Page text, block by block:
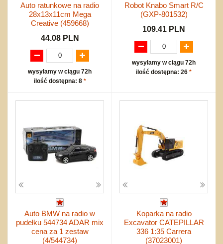
Auto ratunkowe na radio
28x13x11cm Mega
Creative (459668)
44.08 PLN
wysyłamy w ciągu 72h
ilość dostępna: 8 *
Robot Knabo Smart R/C
(GXP-801532)
109.41 PLN
wysyłamy w ciągu 72h
ilość dostępna: 26 *
Auto BMW na radio w
pudełku 544734 ADAR mix
cena za 1 zestaw
(4/544734)
Koparka na radio
Excavator CATEPILLAR
336 1:35 Carrera
(37023001)